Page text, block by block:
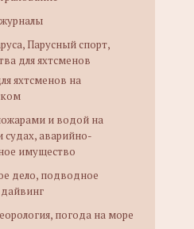
Парусный спорт,
для яхтсменов
яхтсменов на
и водой на
судах, аварийно-
имущество
дело, подводное
погода на море